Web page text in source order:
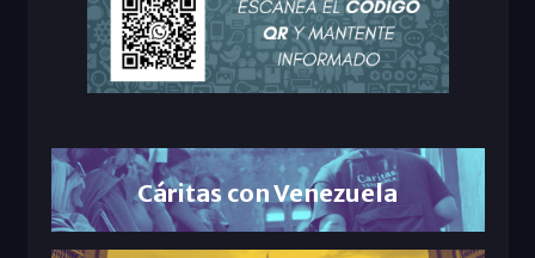
Cáritas con Venezuela